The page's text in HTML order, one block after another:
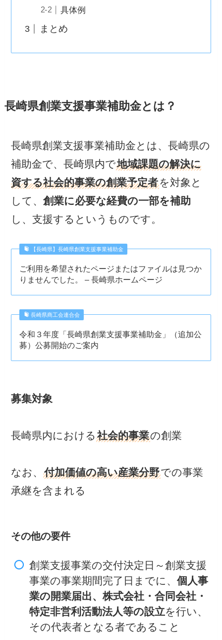
具体例
まとめ
長崎県創業支援事業補助金とは？
長崎県創業支援事業補助金とは、長崎県の
補助金で、長崎県内で地域課題の解決に
資する社会的事業の創業予定者を対象と
して、創業に必要な経費の一部を補助
し、支援するというものです。
【長崎県】長崎県創業支援事業補助金
ご利用を希望されたページまたはファイルは見つか
りませんでした。 – 長崎県ホームページ
長崎県商工会連合会
令和３年度「長崎県創業支援事業補助金」（追加公
募）公募開始のご案内
募集対象
長崎県内における社会的事業の創業
なお、付加価値の高い産業分野での事業
承継を含まれる
その他の要件
創業支援事業の交付決定日～創業支援
事業の事業期間完了日までに、 個人事
業の開業届出、株式会社・合同会社・
特定非営利活動法人等の設立を行い、
その代表者となる者であること